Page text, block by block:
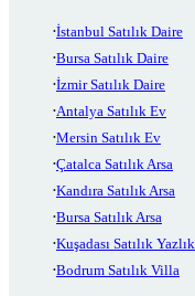
İstanbul Satılık Daire
Bursa Satılık Daire
İzmir Satılık Daire
Antalya Satılık Ev
Mersin Satılık Ev
Çatalca Satılık Arsa
Kandıra Satılık Arsa
Bursa Satılık Arsa
Kuşadası Satılık Yazlık
Bodrum Satılık Villa